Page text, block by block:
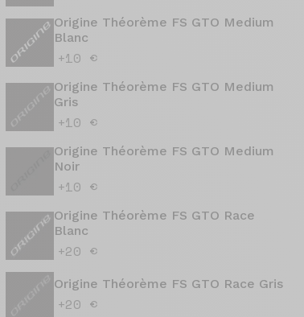
Origine Théorème FS GTO Medium
Blanc
+10 €
Origine Théorème FS GTO Medium
Gris
+10 €
Origine Théorème FS GTO Medium
Noir
+10 €
Origine Théorème FS GTO Race
Blanc
+20 €
Origine Théorème FS GTO Race Gris
+20 €